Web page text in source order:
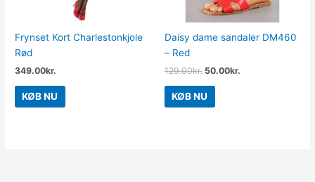
Frynset Kort Charlestonkjole
Rød
349.00kr.
KØB NU
Daisy dame sandaler DM460
– Red
129.00kr. 50.00kr.
KØB NU